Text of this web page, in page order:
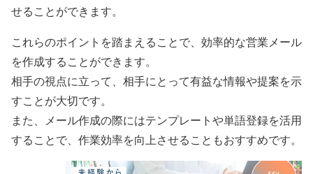
せることができます。
これらのポイントを踏まえることで、効率的な営業メール
を作成することができます。
相手の視点に立って、相手にとって有益な情報や提案を示
すことが大切です。
また、メール作成の際にはテンプレートや単語登録を活用
することで、作業効率を向上させることもおすすめです。